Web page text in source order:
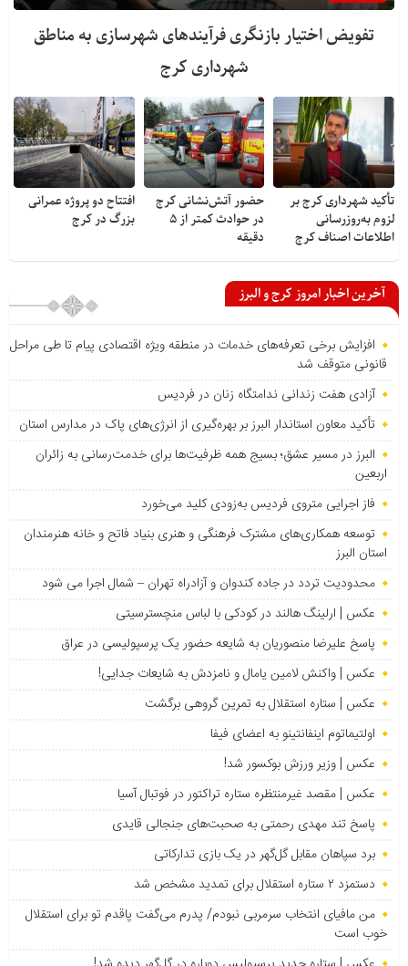
تفویض اختیار بازنگری فرآیندهای شهرسازی به مناطق
شهرداری کرج
تأکید شهرداری کرج بر
لزوم به‌روزرسانی
اطلاعات اصناف کرج
حضور آتش‌نشانی کرج
در حوادث کمتر از ۵
دقیقه
افتتاح دو پروژه عمرانی
بزرگ در کرج
آخرین اخبار امروز کرج و البرز
افزایش برخی تعرفه‌های خدمات در منطقه ویژه اقتصادی پیام تا طی مراحل
قانونی متوقف شد
آزادی هفت زندانی ندامتگاه زنان در فردیس
تأکید معاون استاندار البرز بر بهره‌گیری از انرژی‌های پاک در مدارس استان
البرز در مسیر عشق؛ بسیج همه ظرفیت‌ها برای خدمت‌رسانی به زائران
اربعین
فاز اجرایی متروی فردیس به‌زودی کلید می‌خورد
توسعه همکاری‌های مشترک فرهنگی و هنری بنیاد فاتح و خانه هنرمندان
استان البرز
محدودیت تردد در جاده کندوان و آزادراه تهران – شمال اجرا می شود
عکس | ارلینگ هالند در کودکی با لباس منچسترسیتی
پاسخ علیرضا منصوریان به شایعه حضور یک پرسپولیسی در عراق
عکس | واکنش لامین یامال و نامزدش به شایعات جدایی!
عکس | ستاره استقلال به تمرین گروهی برگشت
اولتیماتوم اینفانتینو به اعضای فیفا
عکس | وزیر ورزش بوکسور شد!
عکس | مقصد غیرمنتظره ستاره تراکتور در فوتبال آسیا
پاسخ تند مهدی رحمتی به صحبت‌های جنجالی قایدی
برد سپاهان مقابل گل‌گهر در یک بازی تدارکاتی
دستمزد ۲ ستاره استقلال برای تمدید مشخص شد
من مافیای انتخاب سرمربی نبودم/ پدرم می‌گفت پاقدم تو برای استقلال
خوب است